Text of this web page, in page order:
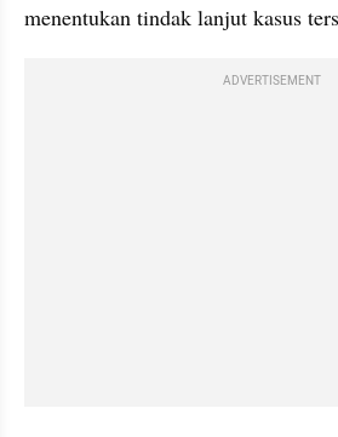
menentukan tindak lanjut kasus
ADVERTISEMENT